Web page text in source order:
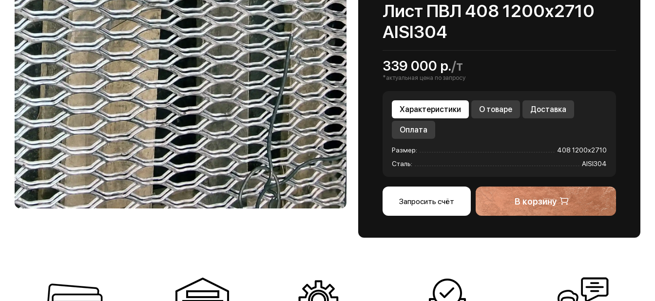
Лист ПВЛ 408 1200х2710
AISI304
339 000 р./т
*актуальная цена по запросу
Характеристики О товаре Доставка
Оплата
Размер:
408 1200х2710
Сталь:
AISI304
Запросить счёт В корзину